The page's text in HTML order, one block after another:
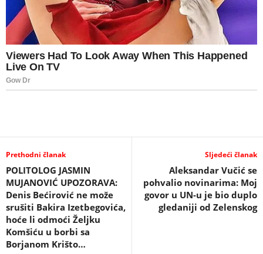
Prethodni članak
POLITOLOG JASMIN
MUJANOVIĆ UPOZORAVA:
Denis Bećirović ne može
srušiti Bakira Izetbegovića,
hoće li odmoći Željku
Komšiću u borbi sa
Borjanom Krišto…
Sljedeći članak
Aleksandar Vučić se
pohvalio novinarima: Moj
govor u UN-u je bio duplo
gledaniji od Zelenskog